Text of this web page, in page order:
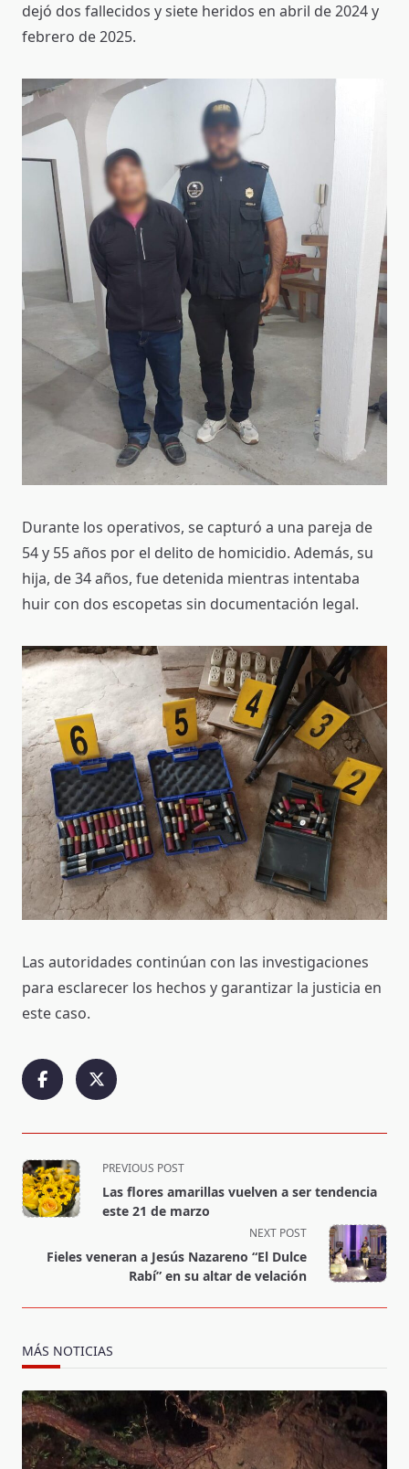
dejó dos fallecidos y siete heridos en abril de 2024 y
febrero de 2025.
Durante los operativos, se capturó a una pareja de
54 y 55 años por el delito de homicidio. Además, su
hija, de 34 años, fue detenida mientras intentaba
huir con dos escopetas sin documentación legal.
Las autoridades continúan con las investigaciones
para esclarecer los hechos y garantizar la justicia en
este caso.
<span
class="nav-
subtitle
reader-
text">Page</span>
PREVIOUS POST
Las flores amarillas vuelven a ser tendencia
este 21 de marzo
NEXT POST
Fieles veneran a Jesús Nazareno “El Dulce
Rabí” en su altar de velación
MÁS NOTICIAS